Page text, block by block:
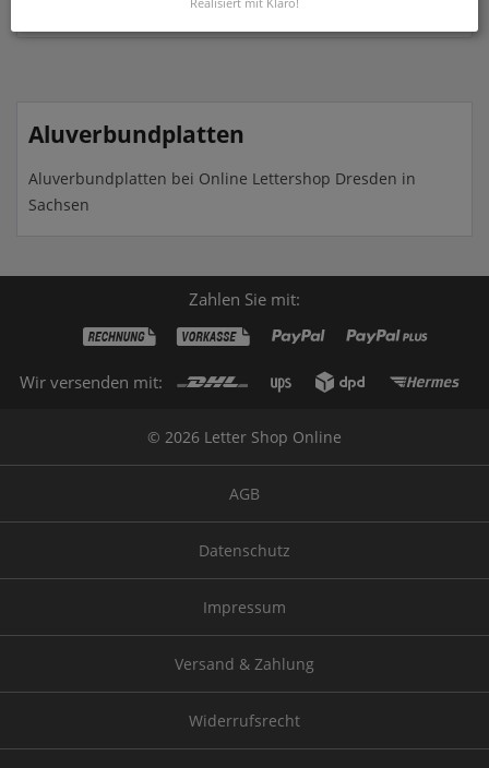
Aluverbundplatten
Aluverbundplatten bei Online Lettershop Dresden in
Sachsen
Zahlen Sie mit:
Wir versenden mit:
© 2026 Letter Shop Online
AGB
Datenschutz
Impressum
Versand & Zahlung
Widerrufsrecht